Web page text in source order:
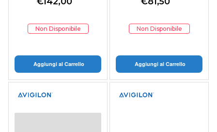
Non Disponibile
Aggiungi al Carrello
MR40
Non Disponibile
Aggiungi al Carrello